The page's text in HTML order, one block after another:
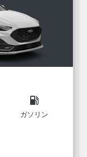
local_gas_station
ガソリン